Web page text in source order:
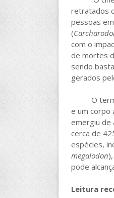
o
k
retratados
pessoas
(
com o
de mortes
sendo
gerados
O termo
e um corpo
emergiu de
cerca de
espécies,
megalodon
pode
Leitura